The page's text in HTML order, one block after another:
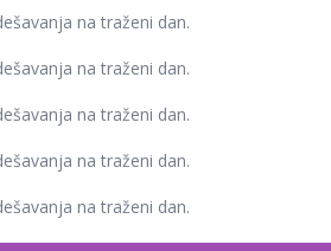
na traženi dan.
na traženi dan.
na traženi dan.
na traženi dan.
na traženi dan.